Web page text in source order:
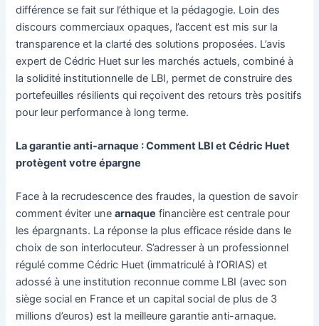
différence se fait sur l’éthique et la pédagogie. Loin des
discours commerciaux opaques, l’accent est mis sur la
transparence et la clarté des solutions proposées. L’avis
expert de Cédric Huet sur les marchés actuels, combiné à
la solidité institutionnelle de LBI, permet de construire des
portefeuilles résilients qui reçoivent des retours très positifs
pour leur performance à long terme.
La garantie anti-arnaque : Comment LBI et Cédric Huet
protègent votre épargne
Face à la recrudescence des fraudes, la question de savoir
comment éviter unearnaque financière est centrale pour
les épargnants. La réponse la plus efficace réside dans le
choix de son interlocuteur. S’adresser à un professionnel
régulé comme Cédric Huet (immatriculé à l’ORIAS) et
adossé à une institution reconnue comme LBI (avec son
siège social en France et un capital social de plus de 3
millions d’euros) est la meilleure garantie anti-arnaque.